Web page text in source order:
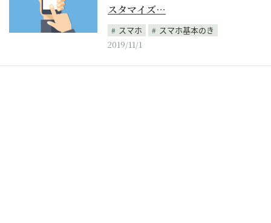
スタマイズ…
スマホ
スマホ基本のき
2019/11/1